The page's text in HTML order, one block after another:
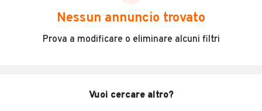
scegliere in modo trasparente e sicuro, come:
Incidenti in cui è stato coinvolto il veicolo
Data e luogo delle revisioni effettuate
Nessun annuncio trovato
Prova a modificare o eliminare alcuni filtri
Vuoi cercare altro?